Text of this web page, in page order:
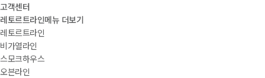
고객센터
레토르트라인메뉴 더보기
레토르트라인
비가열라인
스모크하우스
오븐라인